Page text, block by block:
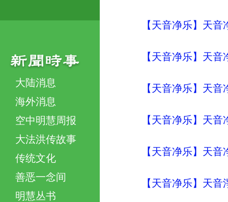
大陆消息
海外消息
空中明慧周报
大法洪传故事
传统文化
善恶一念间
明慧丛书
【天音净乐】天
【天音净乐】天
【天音净乐】天
【天音净乐】天
【天音净乐】天
【天音净乐】天